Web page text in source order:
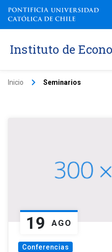
Instituto de
Inicio keyboard_arrow_right Seminarios
19 AGO
Conferencias